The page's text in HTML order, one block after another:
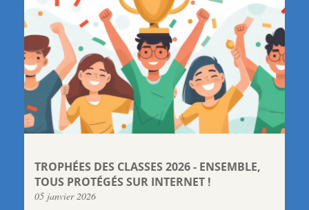
TROPHÉES DES CLASSES 2026 - ENSEMBLE,
TOUS PROTÉGÉS SUR INTERNET !
05 janvier 2026